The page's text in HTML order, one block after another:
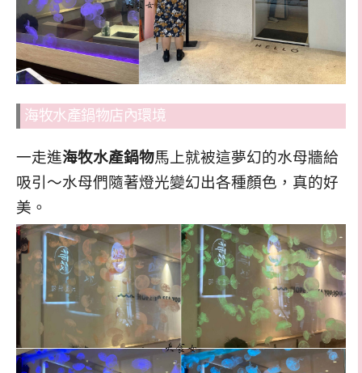
海牧水產鍋物店內環境
一走進海牧水產鍋物馬上就被這夢幻的水母牆給
吸引～水母們隨著燈光變幻出各種顏色，真的好
美。